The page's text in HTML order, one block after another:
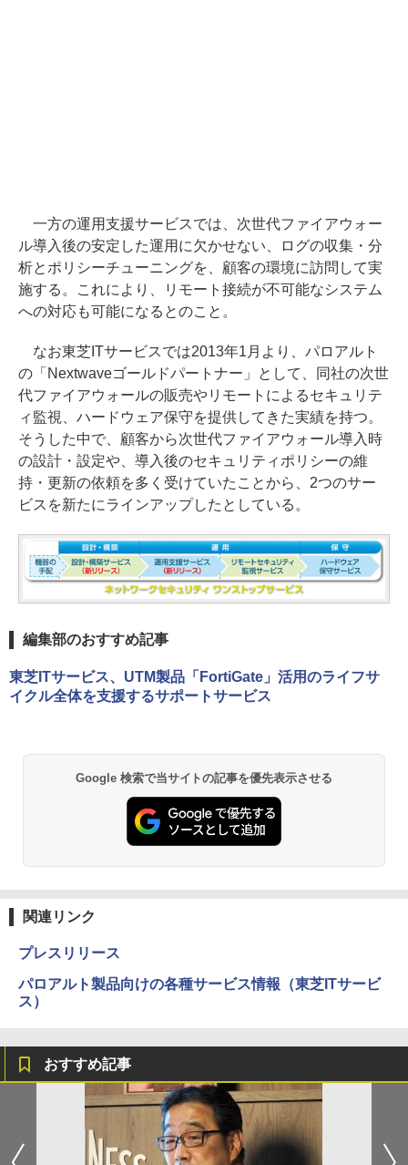
一方の運用支援サービスでは、次世代ファイアウォー
ル導入後の安定した運用に欠かせない、ログの収集・分
析とポリシーチューニングを、顧客の環境に訪問して実
施する。これにより、リモート接続が不可能なシステム
への対応も可能になるとのこと。
なお東芝ITサービスでは2013年1月より、パロアルト
の「Nextwaveゴールドパートナー」として、同社の次世
代ファイアウォールの販売やリモートによるセキュリテ
ィ監視、ハードウェア保守を提供してきた実績を持つ。
そうした中で、顧客から次世代ファイアウォール導入時
の設計・設定や、導入後のセキュリティポリシーの維
持・更新の依頼を多く受けていたことから、2つのサー
ビスを新たにラインアップしたとしている。
編集部のおすすめ記事
東芝ITサービス、UTM製品「FortiGate」活用のライフサ
イクル全体を支援するサポートサービス
Google 検索で当サイトの記事を優先表示させる
関連リンク
プレスリリース
パロアルト製品向けの各種サービス情報（東芝ITサービ
ス）
おすすめ記事